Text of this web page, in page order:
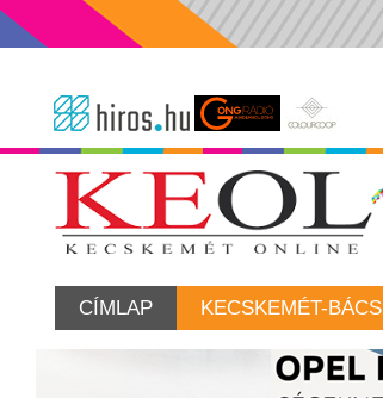
CÍMLAP KECSKEMÉT-BÁCS